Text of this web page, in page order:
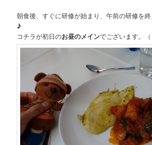
朝食後、すぐに研修が始まり、午前の研修を
♪
コチラが初日のお昼のメインでございます。（